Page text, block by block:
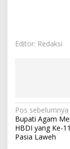
Editor: Redaksi
N
a
v
Pos sebelumnya
Bupati Agam
HBDI yang Ke-
Pasia Laweh